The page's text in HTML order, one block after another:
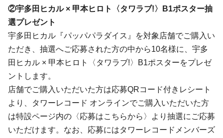
②宇多田ヒカル × 甲本ヒロト〈タワラブ!〉B1ポスター抽
選プレゼント
宇多田ヒカル『パッパパラダイス』を対象店舗でご購入い
ただき、抽選へご応募された方の中から10名様に、宇多
田ヒカル × 甲本ヒロト〈タワラブ!〉B1ポスターをプレゼ
ントします。
店舗でご購入いただいた方は応募QRコード付きレシート
より、タワーレコード オンラインでご購入いただいた方
は特設ページ内の〈応募はこちらから〉より抽選にご応募
いただけます。なお、応募にはタワーレコードメンバーズ